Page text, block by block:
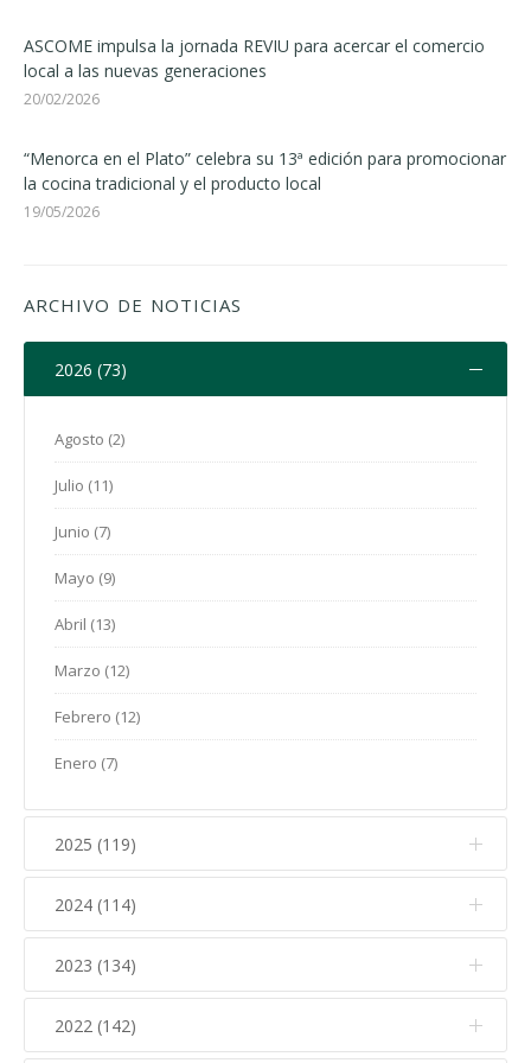
ASCOME impulsa la jornada REVIU para acercar el comercio
local a las nuevas generaciones
20/02/2026
“Menorca en el Plato” celebra su 13ª edición para promocionar
la cocina tradicional y el producto local
19/05/2026
ARCHIVO DE NOTICIAS
2026 (73)
Agosto (2)
Julio (11)
Junio (7)
Mayo (9)
Abril (13)
Marzo (12)
Febrero (12)
Enero (7)
2025 (119)
Diciembre (12)
Noviembre (17)
Octubre (15)
Septiembre (5)
2024 (114)
Diciembre (10)
Noviembre (14)
2023 (134)
Diciembre (11)
2022 (142)